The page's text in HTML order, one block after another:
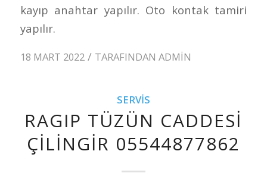
kayıp anahtar yapılır. Oto kontak tamiri
yapılır.
18 MART 2022 / TARAFINDAN ADMIN
SERVIS
RAGIP TÜZÜN CADDESI
ÇILINGIR 05544877862